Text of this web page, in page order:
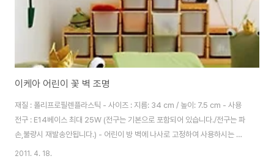
이케아 어린이 꽃 벽 조명
재질 : 폴리프로필렌플라스틱 - 사이즈 : 지름: 34 cm / 높이: 7.5 cm - 사용
전구 : E14베이스 최대 25W (전구는 기본으로 포함되어 있습니다./전구는 파
손,불량시 재발송안됩니다.) - 어린이 방 벽에 나사로 고정하여 사용하시는 벽
조명입니다. - 은은한 불빛으로 아이들 방을 편안하고 아늑한 분위기로 조성하
2011. 4. 18.